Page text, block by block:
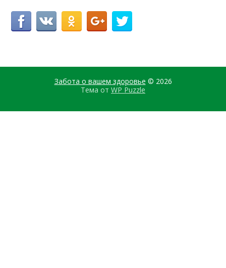
Забота о вашем здоровье © 2026
Тема от WP Puzzle